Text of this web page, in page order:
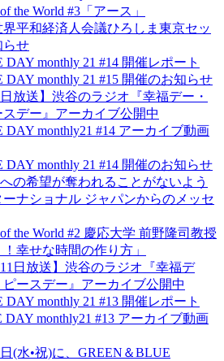
the World #3「アース」
界平和経済人会議ひろしま東京セッ
らせ
DAY monthly 21 #14 開催レポート
DAY monthly 21 #15 開催のお知らせ
日放送】渋谷のラジオ『幸福デー・
デー』アーカイブ公開中
DAY monthly21 #14 アーカイブ動画
DAY monthly 21 #14 開催のお知らせ
への希望が奪われることがないよう
ナショナル ジャパンからのメッセ
the World #2 慶応大学 前野隆司教授
幸せな時間の作り方」
11日放送】渋谷のラジオ『幸福デ
ースデー』アーカイブ公開中
DAY monthly 21 #13 開催レポート
DAY monthly21 #13 アーカイブ動画
(水•祝)に、GREEN＆BLUE